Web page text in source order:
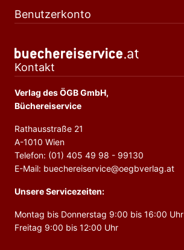
Benutzerkonto
Kontakt
Verlag des ÖGB GmbH,
Büchereiservice
Rathausstraße 21
A-1010 Wien
Telefon: (01) 405 49 98 - 99130
E-Mail: buechereiservice@oegbverlag.at
Unsere Servicezeiten:
Montag bis Donnerstag 9:00 bis 16:00 Uhr
Freitag 9:00 bis 12:00 Uhr